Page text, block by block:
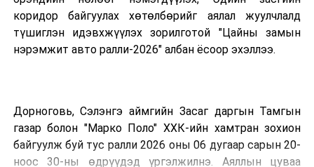
ӨМНӨХ МЭДЭЭ
Имарт “ДЭМ ДЭМЭНДЭЭ” аянд 100 гаруй сая
төгрөгийн хүнсний багцыг хүлээлгэн өгч дууслаа
коридор байгуулах хөтөлбөрийг аялал жуулчлалд
түшиглэн идэвхжүүлэх зорилготой "Цайны замын
нэрэмжит авто ралли-2026" албан ёсоор эхэллээ.
Дорноговь, Сэлэнгэ аймгийн Засаг даргын Тамгын
газар болон "Марко Поло" ХХК-ийн хамтран зохион
байгуулж буй тус ралли 2026 оны 06 дугаар сарын 20-
ноос 30-ны өдрүүдэд үргэлжилнэ. Аяллын цуваа